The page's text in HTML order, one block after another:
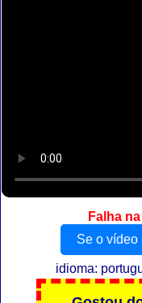
Falha
Se o vídeo
idioma: